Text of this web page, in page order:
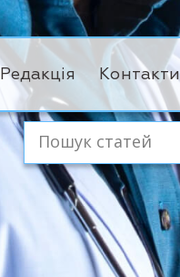
Редакція Контакти